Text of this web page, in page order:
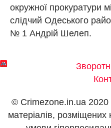
окружної прокуратури
слідчий Одеського
№ 1 Андрій Шелеп.
© Crimezone.in.ua 2020
матеріалів, розміщених